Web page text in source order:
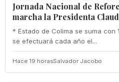
Jornada Nacional de
marcha la Presidenta
* Estado de Colima se suma con
se efectuará cada año el...
Hace 19 horasSalvador Jacobo
EDUCACIÓN